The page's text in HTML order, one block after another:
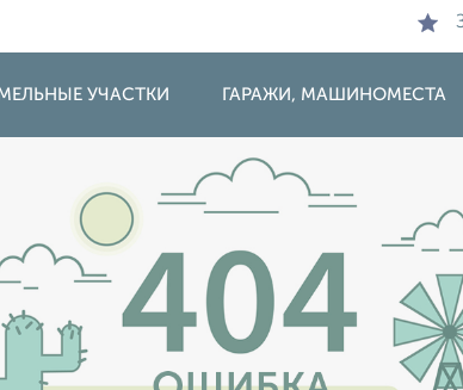
УЧАСТКИ ГАРАЖИ, МАШИНОМЕСТА